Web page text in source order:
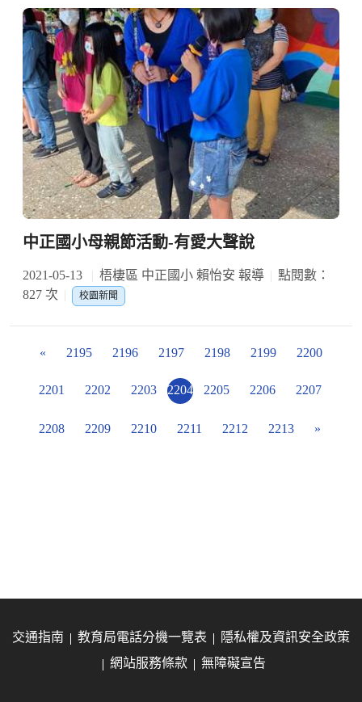
中正國小母親節活動-有愛大聲說
2021-05-13 梧棲區 中正國小 賴怡安 報導
點閱數：
827 次
校園新聞
« 2195 2196 2197 2198 2199 2200
2201 2202 2203 2204 2205 2206 2207
2208 2209 2210 2211 2212 2213 »
交通指南 教育局電話分機一覽表
隱私權及資訊安全政策
網站服務條款
無障礙宣告